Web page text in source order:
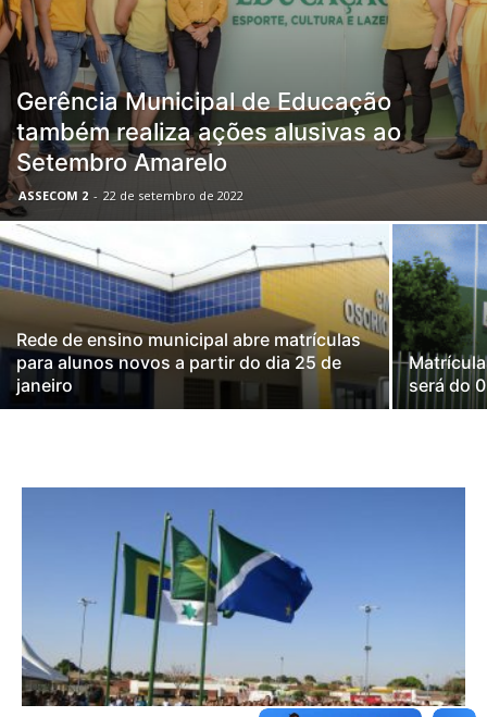
Gerência Municipal de Educação
também realiza ações alusivas ao
Setembro Amarelo
ASSECOM 2 - 22 de setembro de 2022
Rede de ensino municipal abre matrículas
para alunos novos a partir do dia 25 de
janeiro
será do